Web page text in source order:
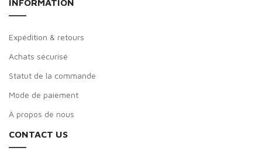
INFORMATION
Expédition & retours
Achats sécurisé
Statut de la commande
Mode de paiement
À propos de nous
CONTACT US